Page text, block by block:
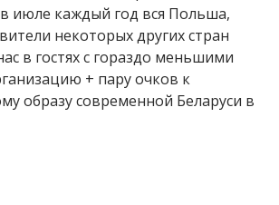
июле каждый год вся Польша,
некоторых других стран
в гостях с гораздо меньшими
+ пару очков к
образу современной Беларуси в